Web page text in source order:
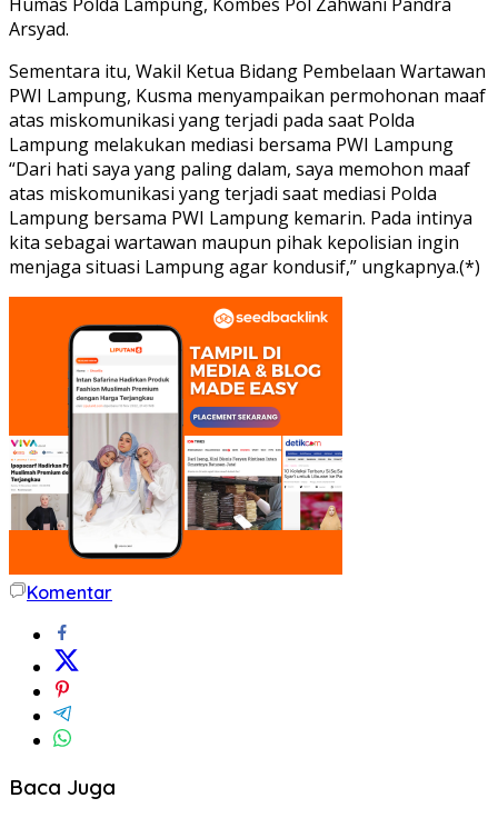
Arsyad.
Sementara itu, Wakil Ketua Bidang Pembelaan Wartawan
PWI Lampung, Kusma menyampaikan permohonan maaf
atas miskomunikasi yang terjadi pada saat Polda
Lampung melakukan mediasi bersama PWI Lampung
“Dari hati saya yang paling dalam, saya memohon maaf
atas miskomunikasi yang terjadi saat mediasi Polda
Lampung bersama PWI Lampung kemarin. Pada intinya
kita sebagai wartawan maupun pihak kepolisian ingin
menjaga situasi Lampung agar kondusif,” ungkapnya.(*)
Komentar
Baca Juga